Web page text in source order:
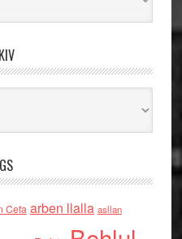
Cefa arben llalla asllan